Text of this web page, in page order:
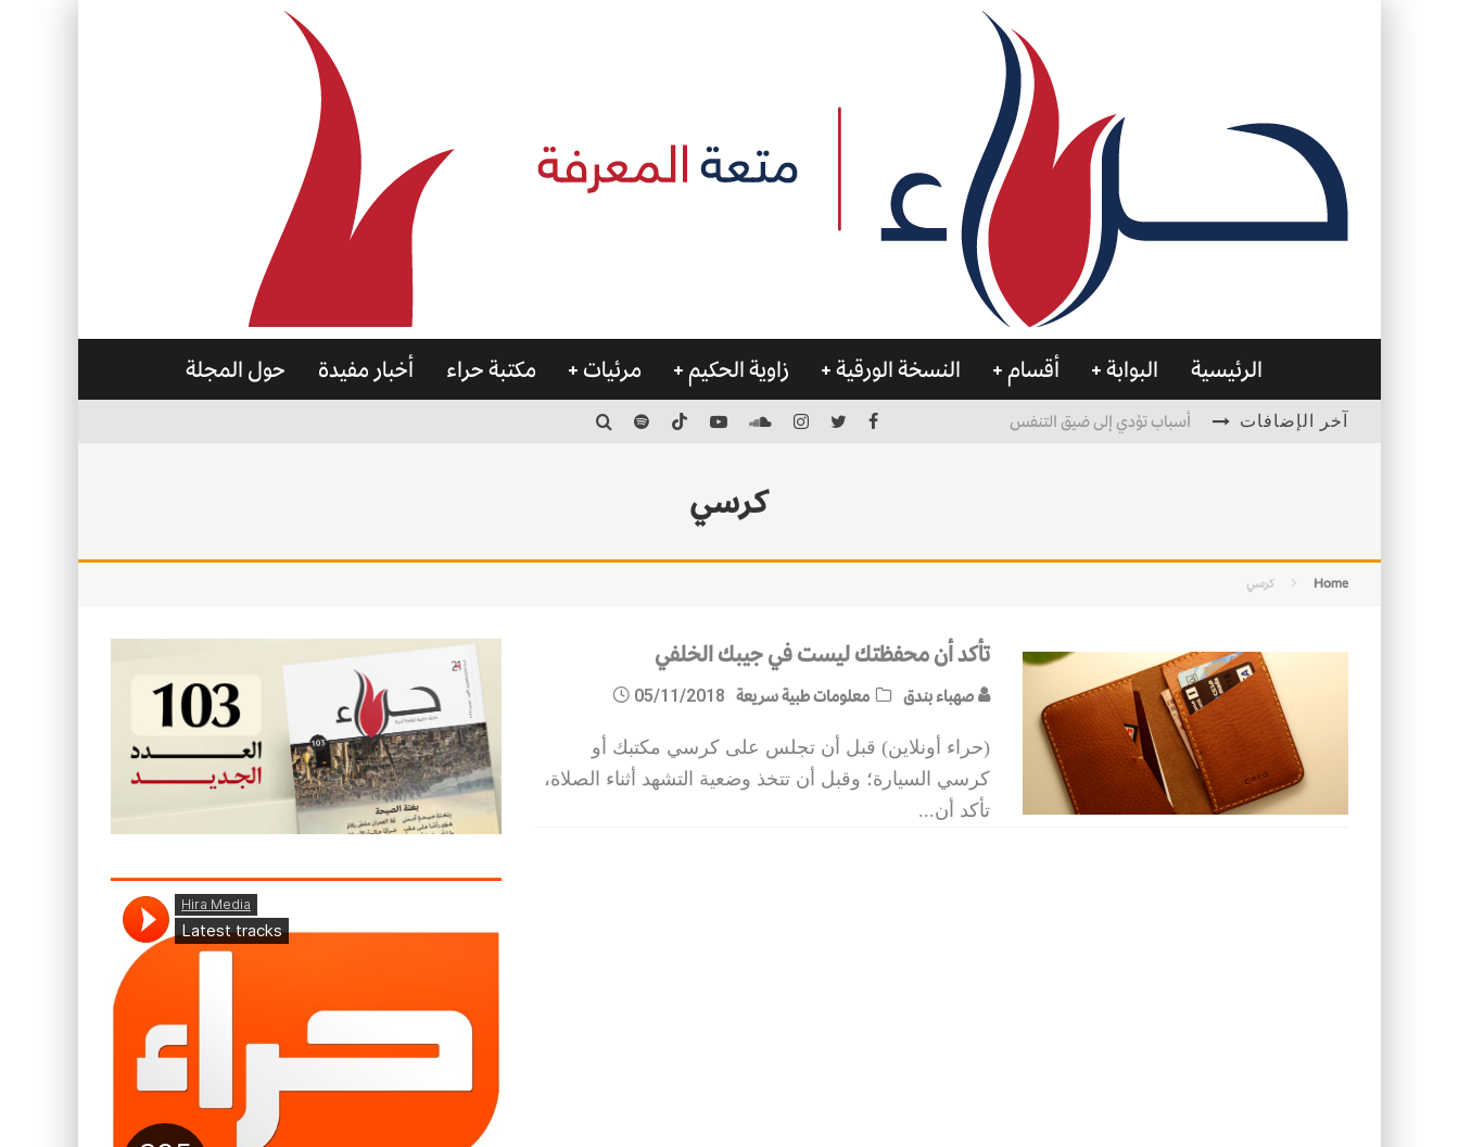
الرئيسية البوابة أقسام النسخة الورقية زاوية الحكيم مرئيات مكتبة حراء أخبار مفيدة حول المجلة
آخر الإضافات أسباب تؤدي إلى ضيق التنفس
كرسي
Home كرسي
تأكد أن محفظتك ليست في جيبك الخلفي
صهباء بندق معلومات طبية سريعة 05/11/2018
(حراء أونلاين) قبل أن تجلس على كرسي مكتبك أو
كرسي السيارة؛ وقبل أن تتخذ وضعية التشهد أثناء الصلاة،
تأكد أن...